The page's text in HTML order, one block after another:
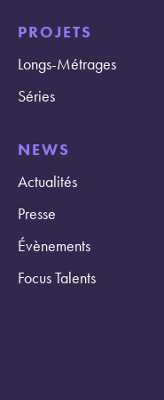
PROJETS
Longs-Métrages
Séries
NEWS
Actualités
Presse
Évènements
Focus Talents